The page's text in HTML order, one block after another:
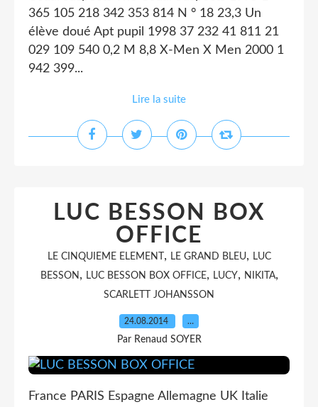
365 105 218 342 353 814 N ° 18 23,3 Un
élève doué Apt pupil 1998 37 232 41 811 21
029 109 540 0,2 M 8,8 X-Men X Men 2000 1
942 399...
Lire la suite
LUC BESSON BOX
OFFICE
LE CINQUIEME ELEMENT , LE GRAND BLEU, LUC
BESSON , LUC BESSON BOX OFFICE, LUCY, NIKITA,
SCARLETT JOHANSSON
24.08.2014 …
Par Renaud SOYER
France PARIS Espagne Allemagne UK Italie